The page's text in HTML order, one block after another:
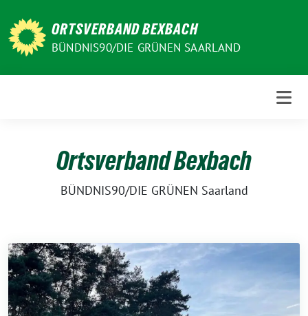
zum
Inhalt
ORTSVERBAND BEXBACH
BÜNDNIS90/DIE GRÜNEN SAARLAND
Ortsverband Bexbach
BÜNDNIS90/DIE GRÜNEN Saarland